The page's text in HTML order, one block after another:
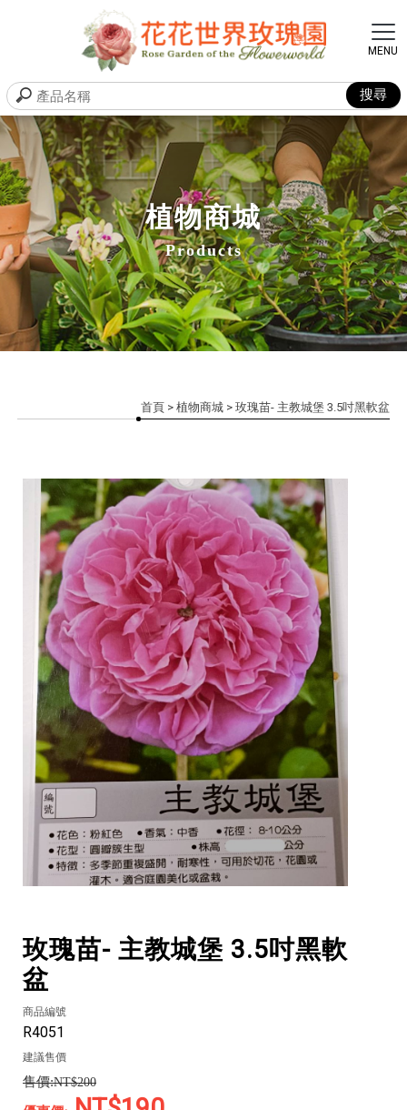
植物商城
Products
首頁 >植物商城 > 玫瑰苗- 主教城堡 3.5吋黑軟盆
玫瑰苗- 主教城堡 3.5吋黑軟
盆
商品編號
R4051
建議售價
NT$200